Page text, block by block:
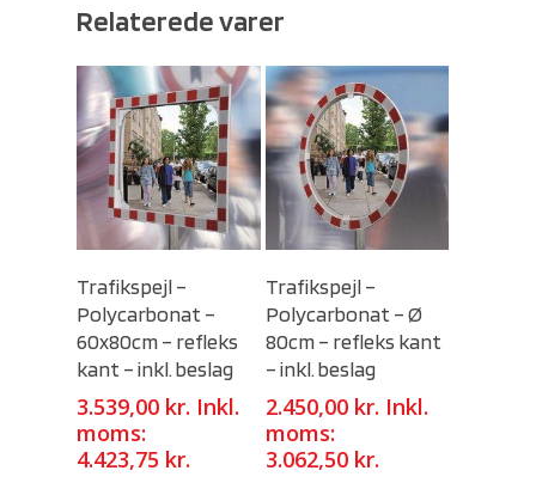
Relaterede varer
Trafikspejl –
Polycarbonat –
60x80cm – refleks
kant – inkl. beslag
3.539,00 kr. Inkl.
moms:
4.423,75 kr.
Trafikspejl –
Polycarbonat – Ø
80cm – refleks kant
– inkl. beslag
2.450,00 kr. Inkl.
moms:
3.062,50 kr.